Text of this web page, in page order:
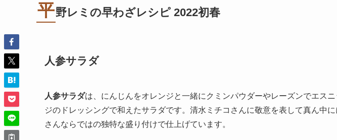
平野レミの早わざレシピ 2022初春
人参サラダ
人参サラダは、にんじんをオレンジと一緒にクミンパウダーやレーズンでエス
ジのドレッシングで和えたサラダです。清水ミチコさんに敬意を表して真ん中
さんならではの独特な盛り付けで仕上げています。